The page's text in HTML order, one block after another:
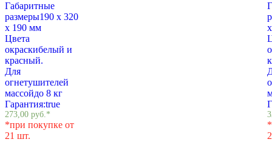
Габаритные
размеры190 х 320
х 190 мм
Цвета
окраскибелый и
красный.
Для
огнетушителей
массойдо 8 кг
Гарантия:true
273,00 руб.*
*при покупке от
21 шт.